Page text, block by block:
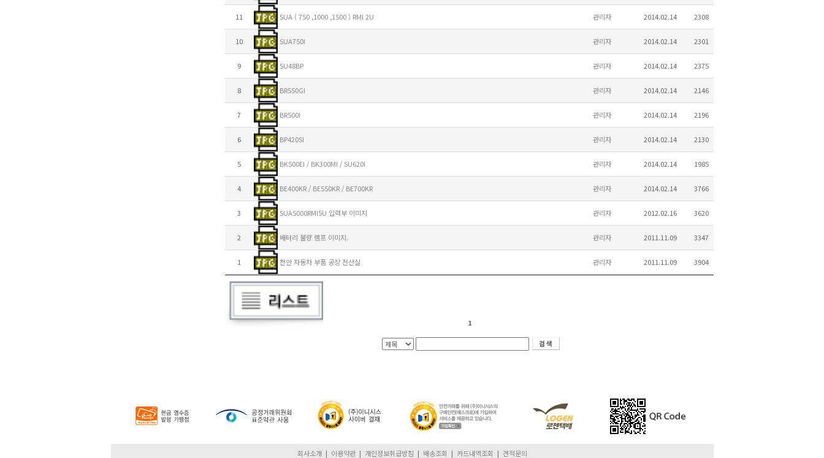
11 SUA ( 750 ,1000 ,1500 ) RMI 2U 관리자 2014.02.14 2308
10 SUA750I 관리자 2014.02.14 2301
9 SU48BP 관리자 2014.02.14 2375
8 BR550GI 관리자 2014.02.14 2146
7 BR500I 관리자 2014.02.14 2196
6 BP420SI 관리자 2014.02.14 2130
5 BK500EI / BK300MI / SU620I 관리자 2014.02.14 1985
4 BE400KR / BE550KR / BE700KR 관리자 2014.02.14 3766
3 SUA5000RMI5U 입력부 이미지 관리자 2012.02.16 3620
2 배터리 불량 램프 이미지. 관리자 2011.11.09 3347
1 천안 자동차 부품 공장 전산실 관리자 2011.11.09 3904
1
회사소개| 이용약관| 개인정보취급방침 | 배송조회 | 카드내역조회 | 견적문의